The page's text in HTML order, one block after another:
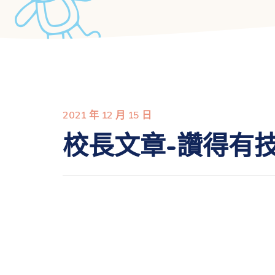
2021 年 12 月 15 日
校長文章-讚得有